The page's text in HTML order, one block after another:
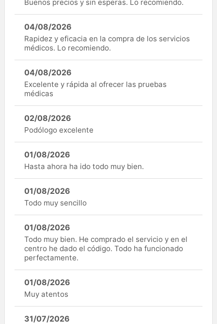
Buenos precios y sin esperas. Lo recomiendo.
04/08/2026
Rapidez y eficacia en la compra de los servicios
médicos. Lo recomiendo.
04/08/2026
Excelente y rápida al ofrecer las pruebas
médicas
02/08/2026
Podólogo excelente
01/08/2026
Hasta ahora ha ido todo muy bien.
01/08/2026
Todo muy sencillo
01/08/2026
Todo muy bien. He comprado el servicio y en el
centro he dado el código. Todo ha funcionado
perfectamente.
01/08/2026
Muy atentos
31/07/2026